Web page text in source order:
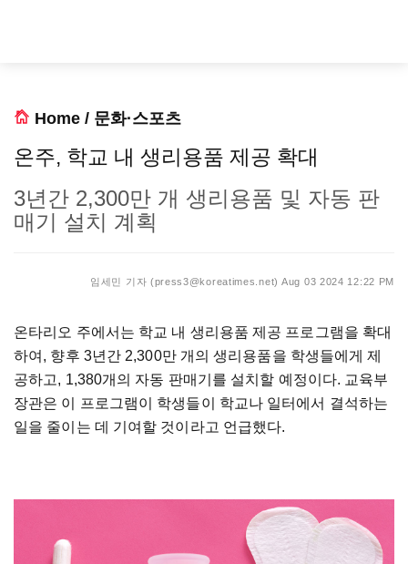
Home / 문화·스포츠
온주, 학교 내 생리용품 제공 확대
3년간 2,300만 개 생리용품 및 자동 판
매기 설치 계획
임세민 기자 (press3@koreatimes.net) Aug 03 2024 12:22 PM
온타리오 주에서는 학교 내 생리용품 제공 프로그램을 확대
하여, 향후 3년간 2,300만 개의 생리용품을 학생들에게 제
공하고, 1,380개의 자동 판매기를 설치할 예정이다. 교육부
장관은 이 프로그램이 학생들이 학교나 일터에서 결석하는
일을 줄이는 데 기여할 것이라고 언급했다.